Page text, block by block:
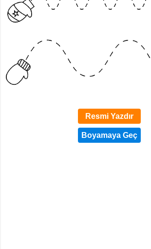
Resmi Yazdır